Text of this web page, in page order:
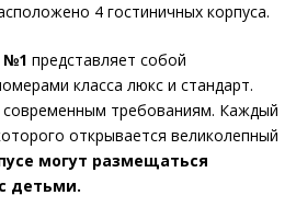
4 гостиничных корпуса.
№1 представляет собой
класса люкс и стандарт.
требованиям. Каждый
открывается великолепный
могут размещаться
детьми.